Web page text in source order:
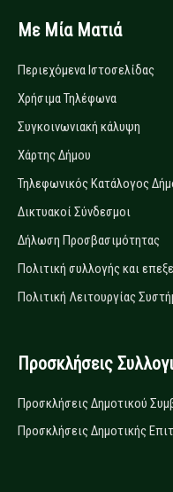
Με Μία Ματιά
Περιεχόμενα Ιστοσελίδας
Χρήσιμα Τηλέφωνα
Συγκοινωνιακή κάλυψη
Χάρτης Δήμου
Τηλεφωνικός Κατάλογος
Δικτυακοί Σύνδεσμοι
Δήλωση Προσβασιμότητας
Πολιτική συλλογής και
Πολιτική Λειτουργίας
Προσκλήσεις
Προσκλήσεις Δημοτικού
Προσκλήσεις Δημοτικής